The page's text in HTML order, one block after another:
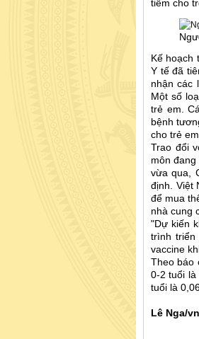
tiêm cho
Kế hoạch
Y tế đã
nhận các
Một số
trẻ em.
bệnh
cho trẻ
Trao đổi
môn
vừa qua,
định. Việt
để mua
nhà cung
"Dự kiến
trình triển
vaccine
Theo báo
0-2 tuổi là
tuổi là
Lê Nga/